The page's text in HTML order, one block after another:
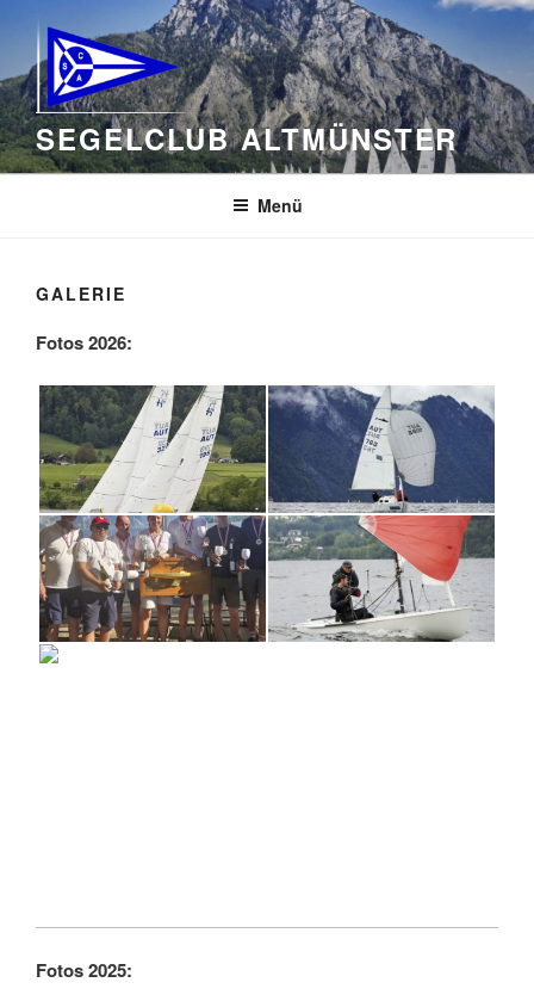
Inhalt
springen
SEGELCLUB ALTMÜNSTER
Menü
GALERIE
Fotos 2026:
Fotos 2025: